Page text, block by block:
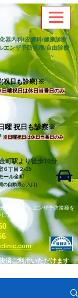
器内科/皮膚科/健康診断
エンザ予防接種/自由診療
(祝日も診療)※
曜祝日は休日当番日のみ
曜 祝日も診察※
※日曜祝日は休日当番日のみ
町駅より徒歩10分
丁目２-15
ール金町
自動扉が入口)
ン(インフルエンザ予防接種を
ます。
済ご利用いただけます